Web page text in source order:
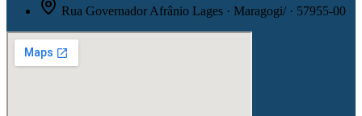
Rua Governador Afrânio Lages · Maragogi/ · 57955-00